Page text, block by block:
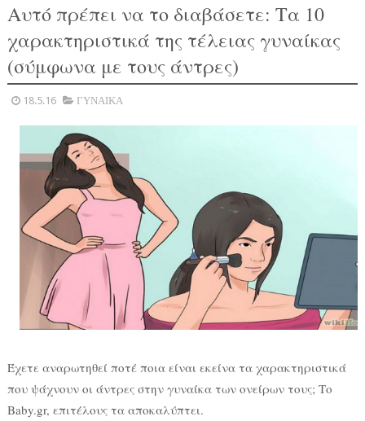
Αυτό πρέπει να το διαβάσετε: Τα 10
χαρακτηριστικά της τέλειας γυναίκας
(σύμφωνα με τους άντρες)
18.5.16 ΓΥΝΑΙΚΑ
Έχετε αναρωτηθεί ποτέ ποια είναι εκείνα τα χαρακτηριστικά
που ψάχνουν οι άντρες στην γυναίκα των ονείρων τους; Το
Baby.gr, επιτέλους τα αποκαλύπτει.